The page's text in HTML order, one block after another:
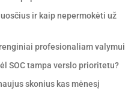
ir kaip nepermokėti už
profesionaliam valymui
SOC tampa verslo prioritetu?
skonius kas mėnesį